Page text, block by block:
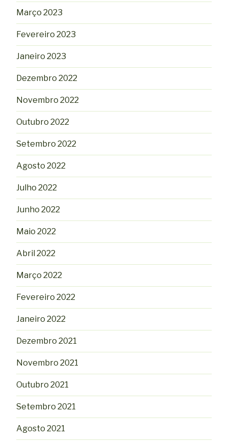
Março 2023
Fevereiro 2023
Janeiro 2023
Dezembro 2022
Novembro 2022
Outubro 2022
Setembro 2022
Agosto 2022
Julho 2022
Junho 2022
Maio 2022
Abril 2022
Março 2022
Fevereiro 2022
Janeiro 2022
Dezembro 2021
Novembro 2021
Outubro 2021
Setembro 2021
Agosto 2021